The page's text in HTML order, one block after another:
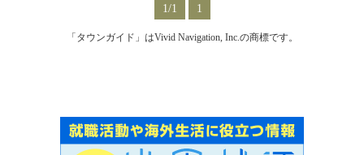
1/1 1
「タウンガイド」はVivid Navigation, Inc.の商標です。